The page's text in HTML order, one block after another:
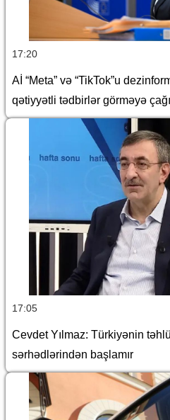
17:20
Aİ “Meta” və “TikTok”u
qətiyyətli tədbirlər görməyə
17:05
Cevdet Yılmaz: Türkiyənin
sərhədlərindən başlamır